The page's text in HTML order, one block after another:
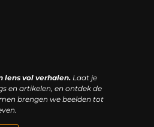
lens vol verhalen.Laat je
en artikelen, en ontdek de
brengen we beelden tot